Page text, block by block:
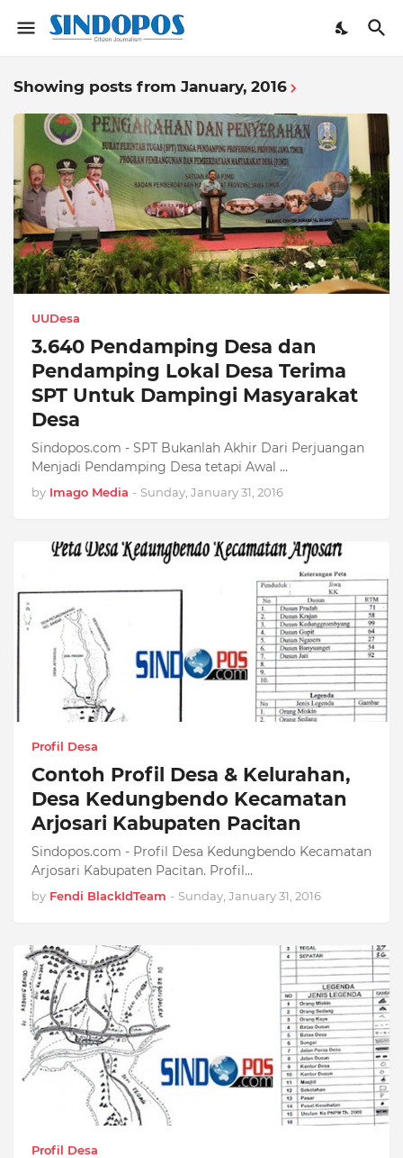
Showing posts from January, 2016
UUDesa
3.640 Pendamping Desa dan
Pendamping Lokal Desa Terima
SPT Untuk Dampingi Masyarakat
Desa
Sindopos.com - SPT Bukanlah Akhir Dari Perjuangan
Menjadi Pendamping Desa tetapi Awal …
by Imago Media - Sunday, January 31, 2016
Profil Desa
Contoh Profil Desa & Kelurahan,
Desa Kedungbendo Kecamatan
Arjosari Kabupaten Pacitan
Sindopos.com - Profil Desa Kedungbendo Kecamatan
Arjosari Kabupaten Pacitan. Profil…
by Fendi BlackIdTeam - Sunday, January 31, 2016
Profil Desa